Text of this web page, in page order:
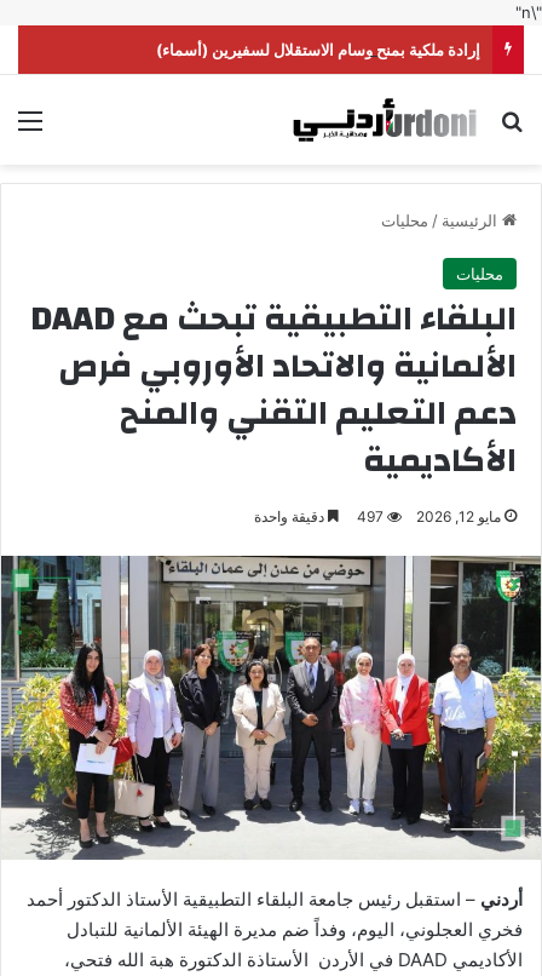
"\n"
إرادة ملكية بمنح وسام الاستقلال لسفيرين (أسماء)
بحث عن
الرئيسية / محليات
محليات
البلقاء التطبيقية تبحث مع DAAD
الألمانية والاتحاد الأوروبي فرص
دعم التعليم التقني والمنح
الأكاديمية
مايو 12, 2026 497 دقيقة واحدة
أردني – استقبل رئيس جامعة البلقاء التطبيقية الأستاذ الدكتور أحمد
فخري العجلوني، اليوم، وفداً ضم مديرة الهيئة الألمانية للتبادل
الأكاديمي DAAD في الأردن الأستاذة الدكتورة هبة الله فتحي،